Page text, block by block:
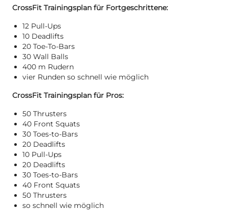
CrossFit Trainingsplan für Fortgeschrittene:
12 Pull-Ups
10 Deadlifts
20 Toe-To-Bars
30 Wall Balls
400 m Rudern
vier Runden so schnell wie möglich
CrossFit Trainingsplan für Pros:
50 Thrusters
40 Front Squats
30 Toes-to-Bars
20 Deadlifts
10 Pull-Ups
20 Deadlifts
30 Toes-to-Bars
40 Front Squats
50 Thrusters
so schnell wie möglich